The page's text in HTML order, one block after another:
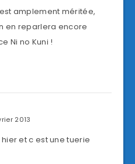
amplement méritée,
en reparlera encore
Ni no Kuni !
2013
et c est une tuerie